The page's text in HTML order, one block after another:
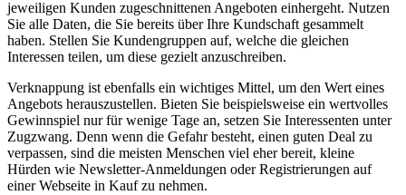
jeweiligen Kunden zugeschnittenen Angeboten einhergeht. Nutzen
Sie alle Daten, die Sie bereits über Ihre Kundschaft gesammelt
haben. Stellen Sie Kundengruppen auf, welche die gleichen
Interessen teilen, um diese gezielt anzuschreiben.
Verknappung ist ebenfalls ein wichtiges Mittel, um den Wert eines
Angebots herauszustellen. Bieten Sie beispielsweise ein wertvolles
Gewinnspiel nur für wenige Tage an, setzen Sie Interessenten unter
Zugzwang. Denn wenn die Gefahr besteht, einen guten Deal zu
verpassen, sind die meisten Menschen viel eher bereit, kleine
Hürden wie Newsletter-Anmeldungen oder Registrierungen auf
einer Webseite in Kauf zu nehmen.